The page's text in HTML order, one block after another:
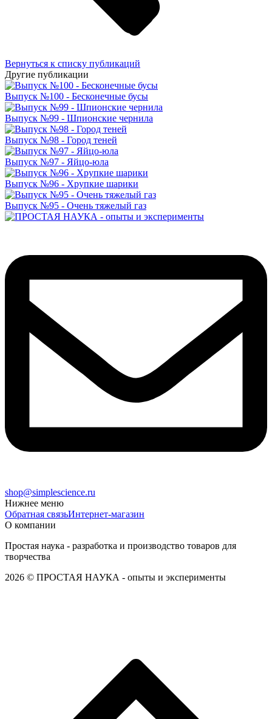
Вернуться к списку публикаций
Другие публикации
Выпуск №100 - Бесконечные бусы
Выпуск №99 - Шпионские чернила
Выпуск №98 - Город теней
Выпуск №97 - Яйцо-юла
Выпуск №96 - Хрупкие шарики
Выпуск №95 - Очень тяжелый газ
shop@simplescience.ru
Нижнее меню
Обратная связьИнтернет-магазин
О компании
Простая наука - разработка и производство товаров для
творчества
2026 © ПРОСТАЯ НАУКА - опыты и эксперименты